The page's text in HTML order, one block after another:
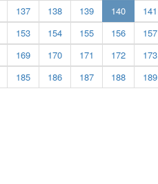
137 138 139 140(current)
141
153 154 155 156 157
169 170 171 172 173
185 186 187 188 189